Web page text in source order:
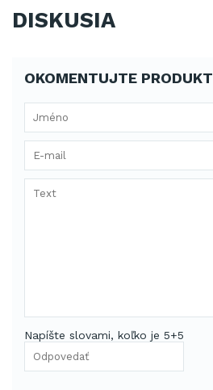
DISKUSIA
OKOMENTUJTE PRODUKT
Napíšte slovami, koľko je 5+5